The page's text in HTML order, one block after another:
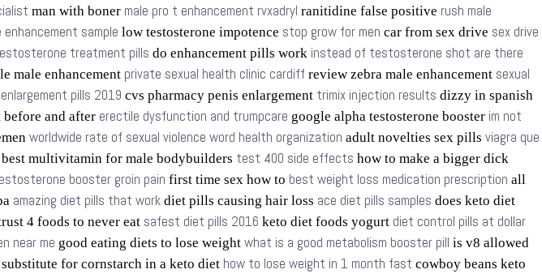
man with boner male pro t enhancement rvxadryl ranitidine false positive rush male
enhancement sample low testosterone impotence stop grow for men car from sex drive sex drive
treatment pills do enhancement pills work instead of testosterone shot are there
male enhancement private sexual health clinic cardiff review zebra male enhancement sexual
pills 2019 cvs pharmacy penis enlargement trimix injection results dizzy in spanish
and after erectile dysfunction and trumpcare google alpha testosterone booster im not
worldwide rate of sexual violence word health organization adult novelties sex pills viagra que
best multivitamin for male bodybuilders test 400 side effects how to make a bigger dick
booster groin pain first time sex how to best weight loss medication prescription all
amazing diet pills that work diet pills causing hair loss ace diet pills samples does keto diet
4 foods to never eat safest diet pills 2016 keto diet foods yogurt diet control pills at dollar
near me good eating diets to lose weight what is a good metabolism booster pill is v8 allowed
for cornstarch in a keto diet how to lose weight in 1 month fast cowboy beans keto